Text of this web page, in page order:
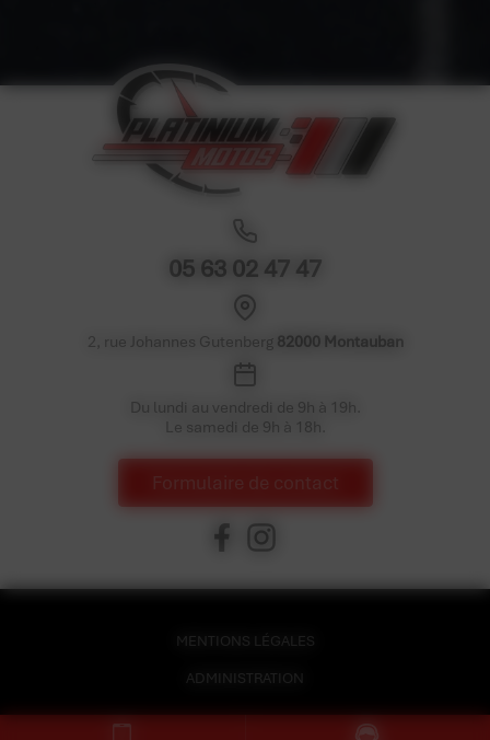
05 63 02 47 47
2, rue Johannes Gutenberg 82000 Montauban
Du lundi au vendredi de 9h à 19h.
Le samedi de 9h à 18h.
MENTIONS LÉGALES
ADMINISTRATION